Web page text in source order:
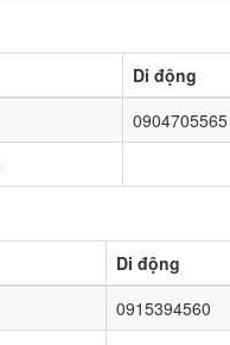
Di động
0904705565
Di động
0915394560